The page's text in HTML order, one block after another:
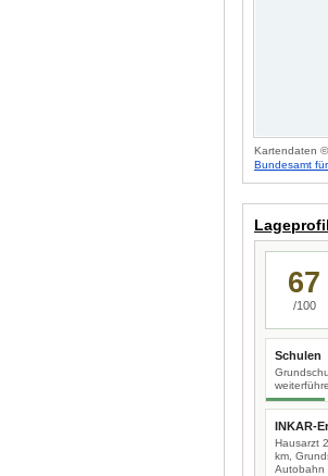
Kartendaten ©
Bundesamt
67
/100
Schulen
INKAR-
Hausarzt
km,
Autobahn